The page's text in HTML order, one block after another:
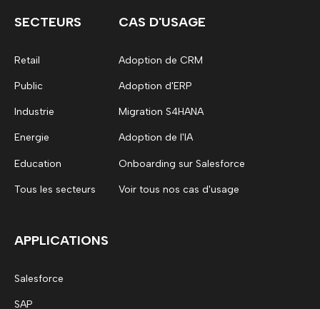
SECTEURS
Retail
Public
Industrie
Energie
Education
Tous les secteurs
CAS D'USAGE
Adoption de CRM
Adoption d'ERP
Migration S4HANA
Adoption de l'IA
Onboarding sur Salesforce
Voir tous nos cas d'usage
APPLICATIONS
Salesforce
SAP